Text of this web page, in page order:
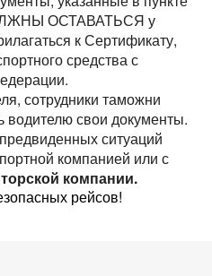
ОСТАВАТЬСЯ у
к Сертификату,
средства с
сотрудники таможни
свои документы.
ситуаций
компанией или с
компании.
рейсов!
для поиска груза